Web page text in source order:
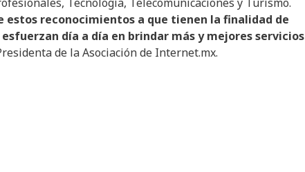
Tecnología, Telecomunicaciones y Turismo.
estos reconocimientos a que tienen la finalidad de
esfuerzan día a día en brindar másymejoresservicios
de la Asociación de Internet.mx.